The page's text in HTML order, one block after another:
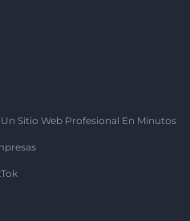
Sitio Web Profesional En Minutos